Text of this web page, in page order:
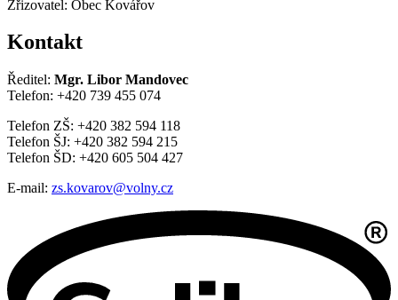
Zřizovatel: Obec Kovářov
Kontakt
Ředitel: Mgr. Libor Mandovec
Telefon: +420 739 455 074
Telefon ZŠ: +420 382 594 118
Telefon ŠJ: +420 382 594 215
Telefon ŠD: +420 605 504 427
E-mail: zs.kovarov@volny.cz